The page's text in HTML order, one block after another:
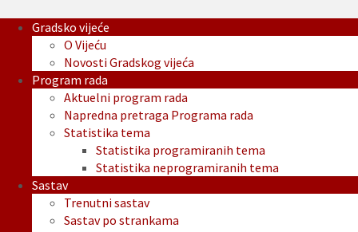
Gradsko vijeće
O Vijeću
Novosti Gradskog vijeća
Program rada
Aktuelni program rada
Napredna pretraga Programa rada
Statistika tema
Statistika programiranih tema
Statistika neprogramiranih tema
Sastav
Trenutni sastav
Sastav po strankama